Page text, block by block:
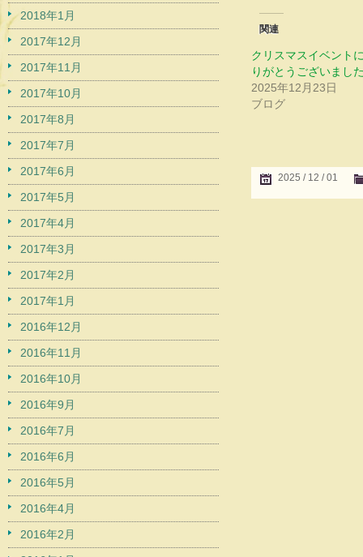
関連
クリスマスイベント
りがとうございまし
2025年12月23日
ブログ
2025 / 12 / 01
2018年1月
2017年12月
2017年11月
2017年10月
2017年8月
2017年7月
2017年6月
2017年5月
2017年4月
2017年3月
2017年2月
2017年1月
2016年12月
2016年11月
2016年10月
2016年9月
2016年7月
2016年6月
2016年5月
2016年4月
2016年2月